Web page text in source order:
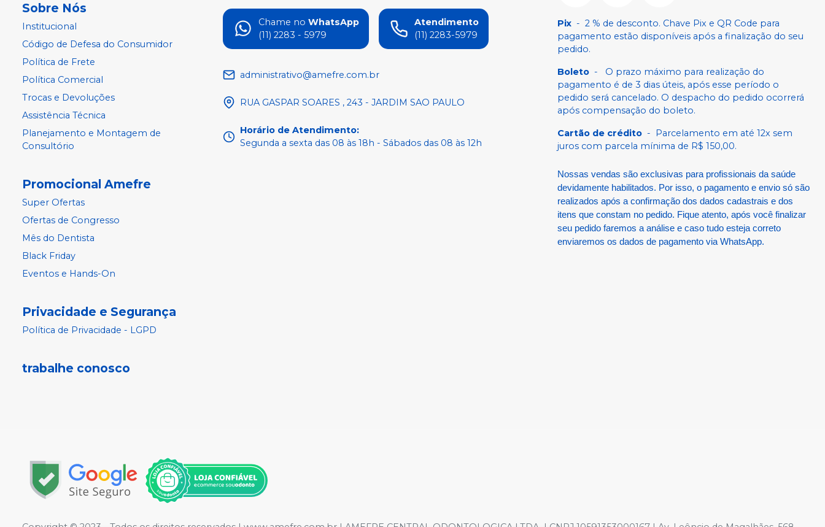
Sobre Nós
Institucional
Código de Defesa do Consumidor
Política de Frete
Política Comercial
Trocas e Devoluções
Assistência Técnica
Planejamento e Montagem de
Consultório
Promocional Amefre
Super Ofertas
Ofertas de Congresso
Mês do Dentista
Black Friday
Eventos e Hands-On
Privacidade e Segurança
Política de Privacidade - LGPD
trabalhe conosco
Chame no WhatsApp
(11) 2283 - 5979
Atendimento
(11) 2283-5979
administrativo@amefre.com.br
RUA GASPAR SOARES , 243 - JARDIM SAO PAULO
Horário de Atendimento:
Segunda a sexta das 08 às 18h - Sábados das 08 às 12h
Pix - 2 % de desconto. Chave Pix e QR Code para
pagamento estão disponíveis após a finalização do seu
pedido.
Boleto -
O prazo máximo para realização do
pagamento é de 3 dias úteis, após esse período o
pedido será cancelado. O despacho do pedido ocorrerá
após compensação do boleto.
Cartão de crédito - Parcelamento em até 12x sem
juros com parcela mínima de R$ 150,00.
Nossas vendas são exclusivas para profissionais da saúde
devidamente habilitados. Por isso, o pagamento e envio só são
realizados após a confirmação dos dados cadastrais e dos
itens que constam no pedido. Fique atento, após você finalizar
seu pedido faremos a análise e caso tudo esteja correto
enviaremos os dados de pagamento via WhatsApp.